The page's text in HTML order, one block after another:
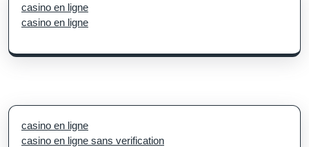
casino en ligne
casino en ligne
casino en ligne
casino en ligne sans verification